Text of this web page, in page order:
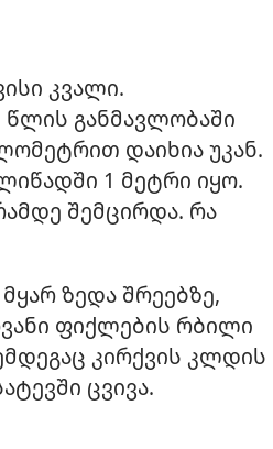
კვალი.
განმავლობაში
დაიხია უკან.
1 მეტრი იყო.
შემცირდა. რა
ზედა შრეებზე,
ფიქლების რბილი
კირქვის კლდის
ცვივა.